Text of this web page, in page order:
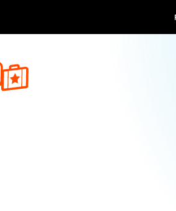
Réservez, payez